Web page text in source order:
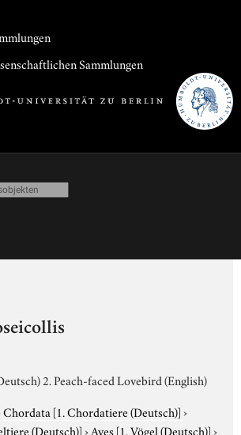
Sammlungen
2. Peach-faced Lovebird (English)
Chordata [1. Chordatiere (Deutsch)]›
(Deutsch)]›Aves [1. Vögel (Deutsch)]›